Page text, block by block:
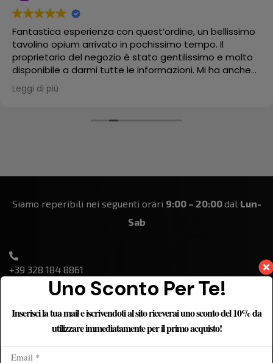
Fantastica esperienza con quest’ordine, un bellissimo
tavolino opium arrivato in pochissimo tempo. Il
proprietario del negozio è stato gentilissimo e molto
disponibile a darmi tutte le informazioni. Mi ha anche
mandato un video del suo bellissimo negozio.
Leggi di più
Siamo reperibili nei seguenti orari 9:00 – 20:00dal Lun-
Sab
+39 328 184 8861
ETNICHOME
Uno Sconto Per Te!
Inserisci la tua mail e iscrivendoti al sito riceverai uno sconto del 10% da
utilizzare immediatamente per il primo acquisto!